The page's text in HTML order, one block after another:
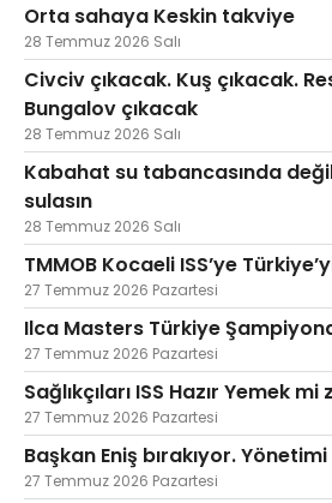
Orta sahaya Keskin takviye
28 Temmuz 2026 Salı
Civciv çıkacak. Kuş çıkacak.
Bungalov çıkacak
28 Temmuz 2026 Salı
Kabahat su tabancasında
sulasın
28 Temmuz 2026 Salı
TMMOB Kocaeli ISS’ye
27 Temmuz 2026 Pazartesi
Ilca Masters Türkiye
27 Temmuz 2026 Pazartesi
Sağlıkçıları ISS Hazır Yemek
27 Temmuz 2026 Pazartesi
Başkan Eniş bırakıyor.
27 Temmuz 2026 Pazartesi